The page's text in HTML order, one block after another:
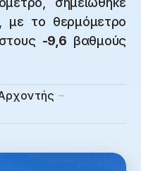
με το θερμόμετρο
-9,6 βαθμούς